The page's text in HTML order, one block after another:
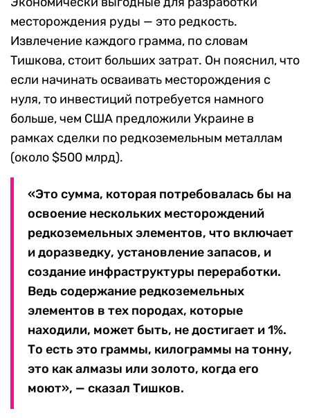
месторождения руды — это редкость.
Извлечение каждого грамма, по словам
Тишкова, стоит больших затрат. Он пояснил, что
если начинать осваивать месторождения с
нуля, то инвестиций потребуется намного
больше, чем США предложили Украине в
рамках сделки по редкоземельным металлам
(около $500 млрд).
«Это сумма, которая потребовалась бы на
освоение нескольких месторождений
редкоземельных элементов, что включает
и доразведку, установление запасов, и
создание инфраструктуры переработки.
Ведь содержание редкоземельных
элементов в тех породах, которые
находили, может быть, не достигает и 1%.
То есть это граммы, килограммы на тонну,
это как алмазы или золото, когда его
моют», — сказал Тишков.